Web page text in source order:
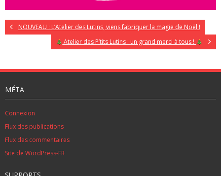
NOUVEAU : L’Atelier des Lutins, viens fabriquer la magie de Noël !
Atelier des P’tits Lutins : un grand merci à tous !
MÉTA
Connexion
Flux des publications
Flux des commentaires
Site de WordPress-FR